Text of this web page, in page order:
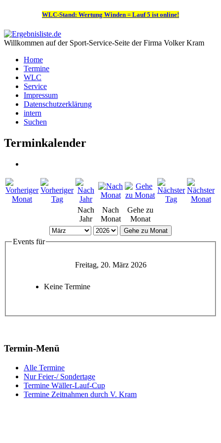
WLC-Stand: Wertung Winden = Lauf 5 ist online!
Willkommen auf der Sport-Service-Seite der Firma Volker Kram
Home
Termine
WLC
Service
Impressum
Datenschutzerklärung
intern
Suchen
Terminkalender
Nach
Jahr
Nach
Monat
Gehe zu
Monat
Gehe zu Monat
Events für
Freitag, 20. März 2026
Keine Termine
Termin-Menü
Alle Termine
Nur Feier-/ Sondertage
Termine Wäller-Lauf-Cup
Termine Zeitnahmen durch V. Kram